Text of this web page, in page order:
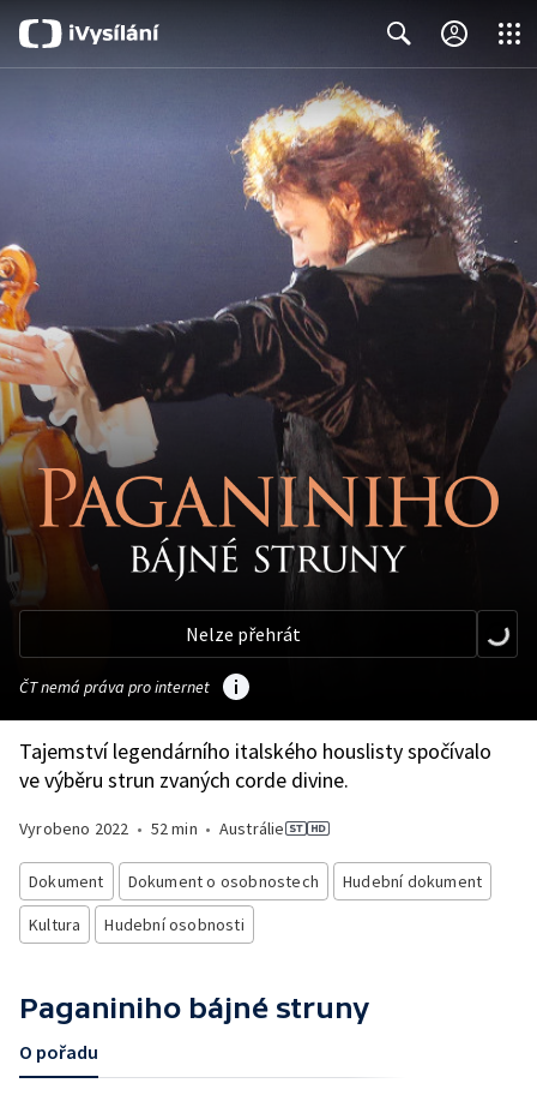
Nelze přehrát
ČT nemá práva pro internet
Tajemství legendárního italského houslisty spočívalo
ve výběru strun zvaných corde divine.
Vyrobeno 2022 • 52 min • Austrálie
Dokument Dokument o osobnostech
Hudební dokument
Kultura
Hudební osobnosti
Paganiniho bájné struny
O pořadu